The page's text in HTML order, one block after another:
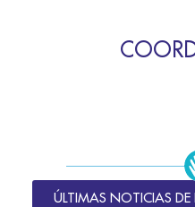
ÚLTIMAS NOTICIAS DE